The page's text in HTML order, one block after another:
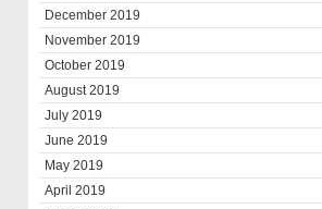
December 2019
November 2019
October 2019
August 2019
July 2019
June 2019
May 2019
April 2019